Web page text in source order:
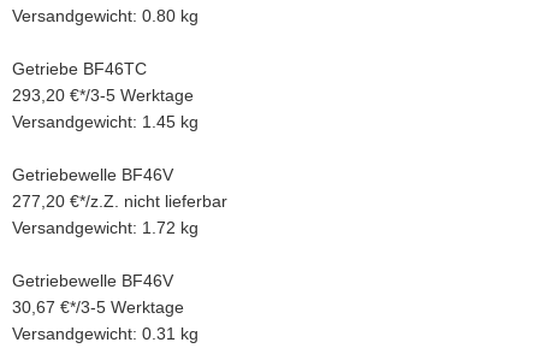
Versandgewicht: 0.80 kg
Getriebe BF46TC
293,20 €*/3-5 Werktage
Versandgewicht: 1.45 kg
Getriebewelle BF46V
277,20 €*/z.Z. nicht lieferbar
Versandgewicht: 1.72 kg
Getriebewelle BF46V
30,67 €*/3-5 Werktage
Versandgewicht: 0.31 kg